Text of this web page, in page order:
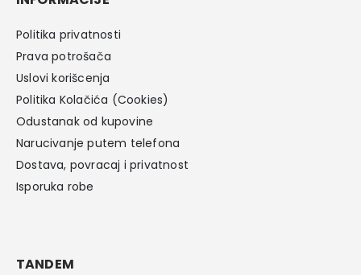
Politika privatnosti
Prava potrošača
Uslovi korišcenja
Politika Kolačića (Cookies)
Odustanak od kupovine
Narucivanje putem telefona
Dostava, povracaj i privatnost
Isporuka robe
TANDEM